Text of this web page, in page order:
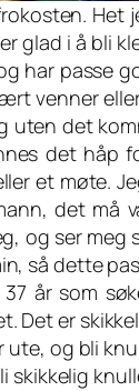
Het
glad i å bli
har passe
venner
uten det
det håp
et møte.
det må
og ser meg
så dette
år som
Det er
ute, og bli
skikkelig